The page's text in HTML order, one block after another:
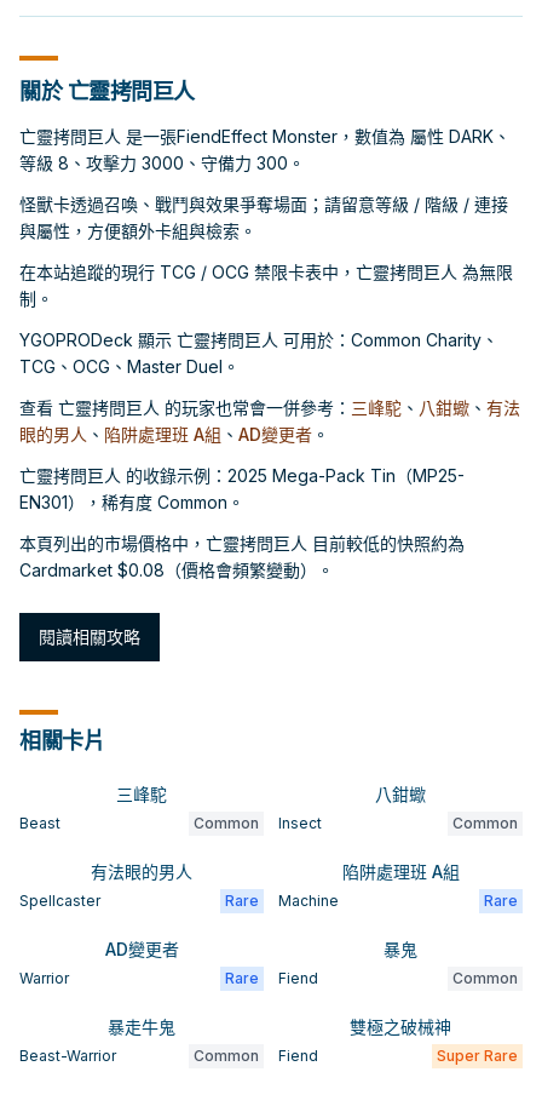
關於 亡靈拷問巨人
亡靈拷問巨人 是一張FiendEffect Monster，數值為 屬性 DARK、
等級 8、攻擊力 3000、守備力 300。
怪獸卡透過召喚、戰鬥與效果爭奪場面；請留意等級 / 階級 / 連接
與屬性，方便額外卡組與檢索。
在本站追蹤的現行 TCG / OCG 禁限卡表中，亡靈拷問巨人 為無限
制。
YGOPRODeck 顯示 亡靈拷問巨人 可用於：Common Charity、
TCG、OCG、Master Duel。
查看 亡靈拷問巨人 的玩家也常會一併參考： 三峰駝 、 八鉗蠍 、 有法
眼的男人 、 陷阱處理班 A組 、 AD變更者 。
亡靈拷問巨人 的收錄示例：2025 Mega-Pack Tin（MP25-
EN301），稀有度 Common。
本頁列出的市場價格中，亡靈拷問巨人 目前較低的快照約為
Cardmarket $0.08（價格會頻繁變動）。
閱讀相關攻略
相關卡片
三峰駝
Beast Common
八鉗蠍
Insect Common
有法眼的男人
Spellcaster Rare
陷阱處理班 A組
Machine Rare
AD變更者
Warrior Rare
暴鬼
Fiend Common
暴走牛鬼
Beast-Warrior Common
雙極之破械神
Fiend Super Rare